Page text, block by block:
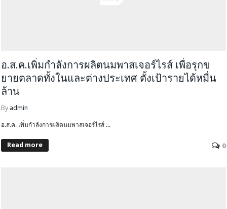
อ.ส.ค.เพิ่มกำลังการผลิตนมพาสเจอร์ไรส์ เพื่อรุกข
ยายตลาดทั้งในและต่างประเทศ ตั้งเป้ารายได้หมื่น
ล้าน
By admin
อ.ส.ค. เพิ่มกำลังการผลิตนมพาสเจอร์ไรส์ ...
Read more 0